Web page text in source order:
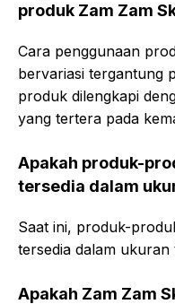
produk Zam Zam
Cara penggunaan
bervariasi tergantung
produk dilengkapi
yang tertera pada
Apakah produk-
tersedia dalam
Saat ini, produk-
tersedia dalam ukuran
Apakah Zam Zam